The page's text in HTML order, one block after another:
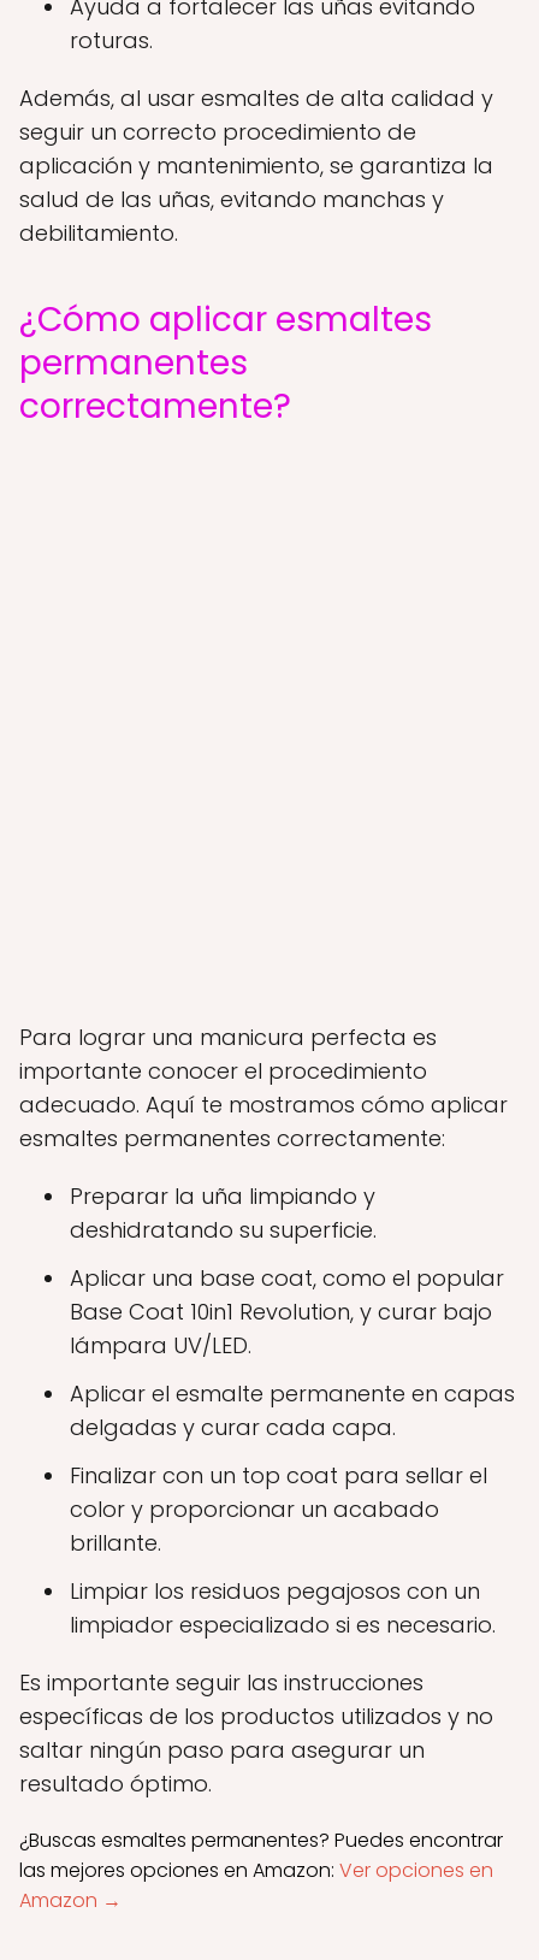
Ayuda a fortalecer las uñas evitando
roturas.
Además, al usar esmaltes de alta calidad y
seguir un correcto procedimiento de
aplicación y mantenimiento, se garantiza la
salud de las uñas, evitando manchas y
debilitamiento.
¿Cómo aplicar esmaltes
permanentes
correctamente?
Para lograr una manicura perfecta es
importante conocer el procedimiento
adecuado. Aquí te mostramos cómo aplicar
esmaltes permanentes correctamente:
Preparar la uña limpiando y
deshidratando su superficie.
Aplicar una base coat, como el popular
Base Coat 10in1 Revolution, y curar bajo
lámpara UV/LED.
Aplicar el esmalte permanente en capas
delgadas y curar cada capa.
Finalizar con un top coat para sellar el
color y proporcionar un acabado
brillante.
Limpiar los residuos pegajosos con un
limpiador especializado si es necesario.
Es importante seguir las instrucciones
específicas de los productos utilizados y no
saltar ningún paso para asegurar un
resultado óptimo.
¿Buscas esmaltes permanentes? Puedes encontrar
las mejores opciones en Amazon: Ver opciones en
Amazon →